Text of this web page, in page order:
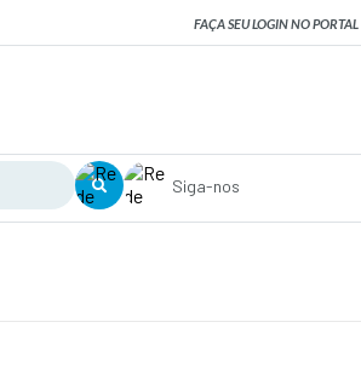
FAÇA SEU LOGIN NO PORTAL
Siga-nos